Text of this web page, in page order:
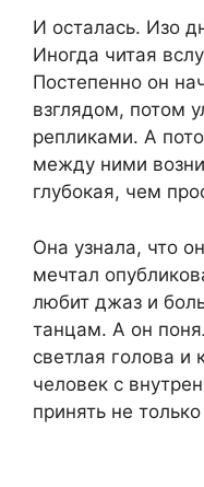
И осталась. Изо
Иногда читая
Постепенно он
взглядом, потом
репликами. А
между ними
глубокая, чем
Она узнала, что
мечтал
любит джаз и
танцам. А он
светлая голова
человек с
принять не